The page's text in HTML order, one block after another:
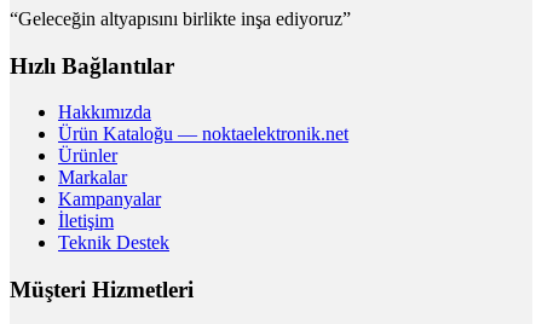
“Geleceğin altyapısını birlikte inşa ediyoruz”
Hızlı Bağlantılar
Hakkımızda
Ürün Kataloğu — noktaelektronik.net
Ürünler
Markalar
Kampanyalar
İletişim
Teknik Destek
Müşteri Hizmetleri